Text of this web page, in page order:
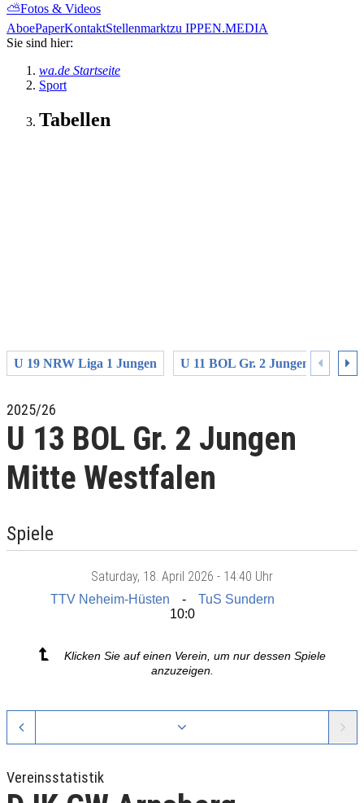
⛅Fotos & Videos
AboePaperKontaktStellenmarktzu IPPEN.MEDIA
Sie sind hier:
wa.de Startseite
Sport
Tabellen
U 19 NRW Liga 1 Jungen U 11 BOL Gr. 2 Jungen Mitte
2025/26
U 13 BOL Gr. 2 Jungen
Mitte Westfalen
Spiele
Saturday, 18. April 2026 - 14:40 Uhr
TTV Neheim-Hüsten
TuS Sundern
10:0
Klicken Sie auf einen Verein, um nur dessen Spiele
anzuzeigen.
Vereinsstatistik